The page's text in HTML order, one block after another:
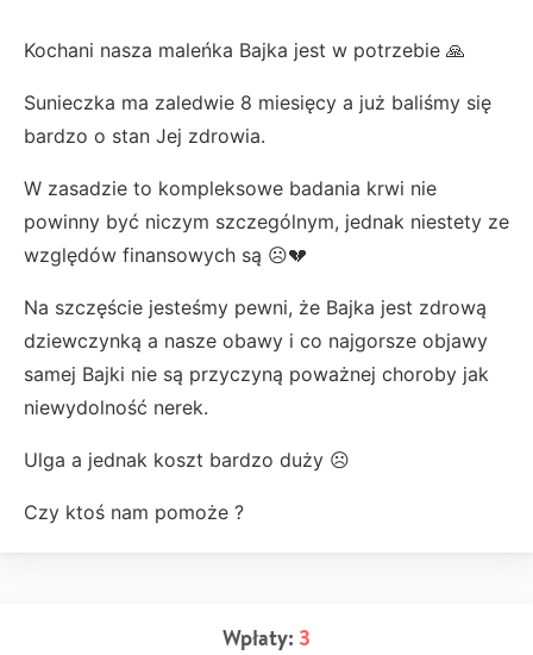
Kochani nasza maleńka Bajka jest w potrzebie 🙏
Sunieczka ma zaledwie 8 miesięcy a już baliśmy się
bardzo o stan Jej zdrowia.
W zasadzie to kompleksowe badania krwi nie
powinny być niczym szczególnym, jednak niestety ze
względów finansowych są ☹️💔
Na szczęście jesteśmy pewni, że Bajka jest zdrową
dziewczynką a nasze obawy i co najgorsze objawy
samej Bajki nie są przyczyną poważnej choroby jak
niewydolność nerek.
Ulga a jednak koszt bardzo duży ☹️
Czy ktoś nam pomoże ?
Wpłaty: 3